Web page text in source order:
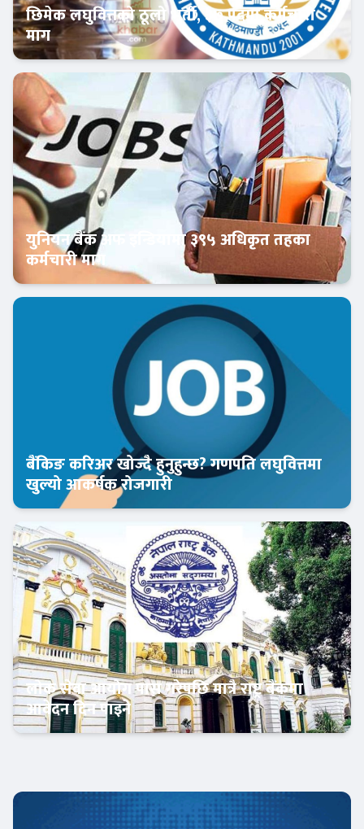
बैंकिङ करियर
छिमेक लघुवित्तको ठूलो भर्ती, ३७ पदमा कर्मचारी
माग
युनियन बैंक अफ इन्डियामा ३९५ अधिकृत तहका
कर्मचारी माग
बैंकिङ करियर
बैंकिङ करिअर खोज्दै हुनुहुन्छ? गणपति लघुवित्तमा
खुल्यो आकर्षक रोजगारी
लोक सेवा आयोग पास गरेपछि मात्रै राष्ट्र बैंकमा
आवेदन दिन पाइने